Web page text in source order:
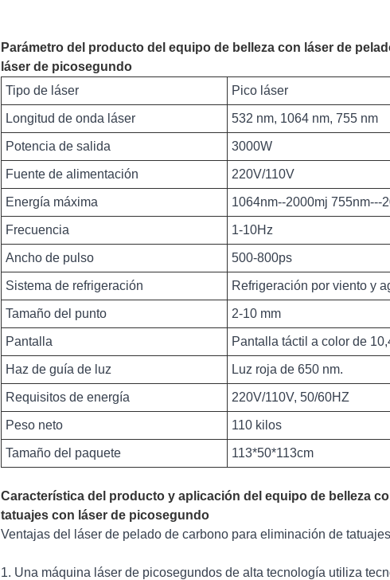
Parámetro del producto del equipo de belleza con láser de
láser de picosegundo
Tipo de láser
Pico láser
Longitud de onda láser 532 nm, 1064 nm, 755 nm
Potencia de salida 3000W
Fuente de alimentación 220V/110V
Energía máxima 1064nm--2000mj 755nm---
Frecuencia 1-10Hz
Ancho de pulso 500-800ps
Sistema de refrigeración Refrigeración por viento y
Tamaño del punto 2-10 mm
Pantalla Pantalla táctil a color de
Haz de guía de luz Luz roja de 650 nm.
Requisitos de energía 220V/110V, 50/60HZ
Peso neto 110 kilos
Tamaño del paquete 113*50*113cm
Característica del producto y aplicación del equipo de belleza
tatuajes con láser de picosegundo
Ventajas del láser de pelado de carbono para eliminación de
1. Una máquina láser de picosegundos de alta tecnología utiliza